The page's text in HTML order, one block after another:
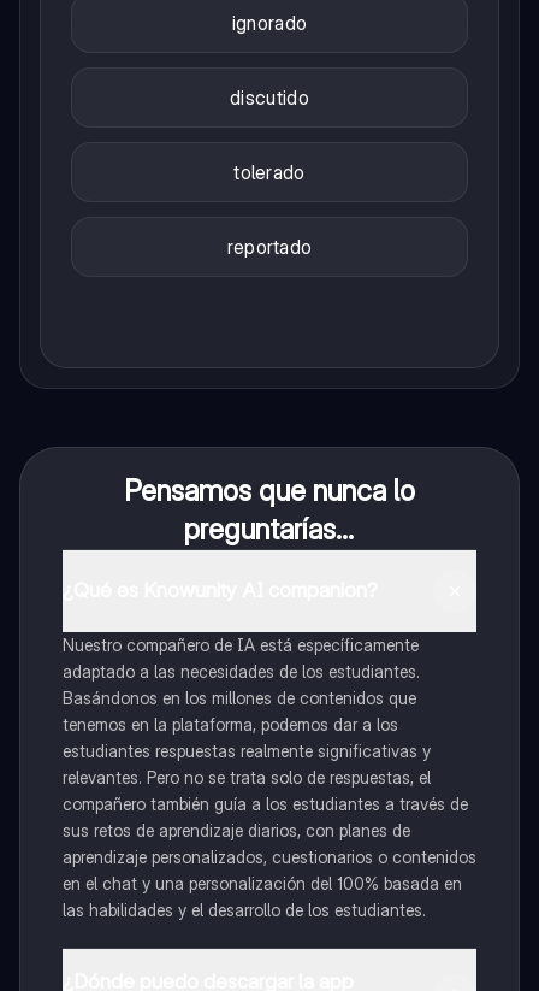
ignorado
discutido
tolerado
reportado
Pensamos que nunca lo
preguntarías...
Nuestro compañero de IA está específicamente
adaptado a las necesidades de los estudiantes.
Basándonos en los millones de contenidos que
tenemos en la plataforma, podemos dar a los
estudiantes respuestas realmente significativas y
relevantes. Pero no se trata solo de respuestas, el
compañero también guía a los estudiantes a través de
sus retos de aprendizaje diarios, con planes de
aprendizaje personalizados, cuestionarios o contenidos
en el chat y una personalización del 100% basada en
las habilidades y el desarrollo de los estudiantes.